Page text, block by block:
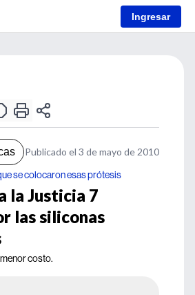
Ingresar
Publicado el 3 de mayo de 2010
se colocaron esas prótesis
la Justicia 7
las siliconas
costo.